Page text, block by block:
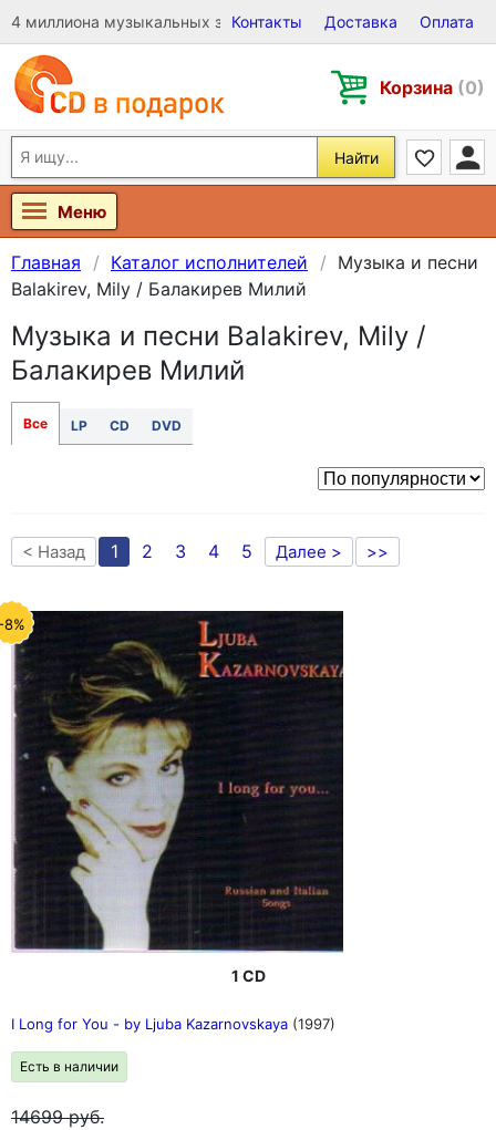
4 миллиона музыкальных записей на Виниле, CD и DVD
Контакты Доставка Оплата
Корзина (0)
Найти
Меню
Главная Каталог исполнителей
Музыка и песни
Balakirev, Mily / Балакирев Милий
Музыка и песни Balakirev, Mily /
Балакирев Милий
Все LP CD DVD
< Назад 1 2 3 4 5 Далее > >>
8%
1 CD
I Long for You - by Ljuba Kazarnovskaya (1997)
Есть в наличии
14699руб.